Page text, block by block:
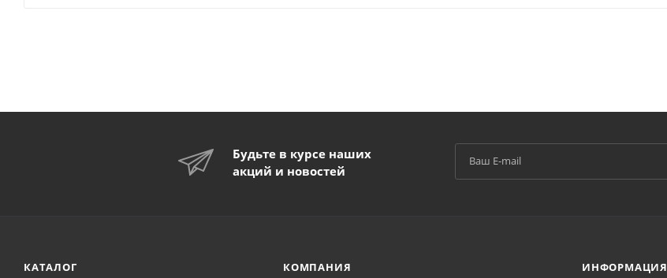
Будьте в курсе наших
акций и новостей
КАТАЛОГ КОМПАНИЯ ИНФОРМАЦИЯ